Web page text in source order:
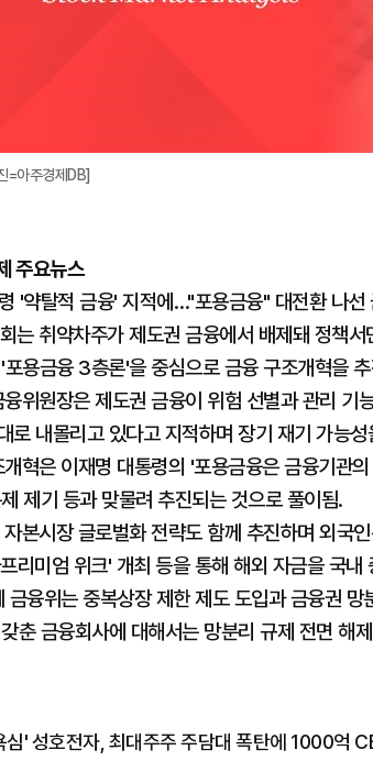
=아주경제DB]
주요뉴스
'약탈적 금융' 지적에…"포용금융" 대전환 나선
는 취약차주가 제도권 금융에서 배제돼 정책
용금융 3층론'을 중심으로 금융 구조개혁을
위원장은 제도권 금융이 위험 선별과 관리 기
로 내몰리고 있다고 지적하며 장기 재기 가능
혁은 이재명 대통령의 '포용금융은 금융기관
제기 등과 맞물려 추진되는 것으로 풀이됨.
본시장 글로벌화 전략도 함께 추진하며 외국
리미엄 위크' 개최 등을 통해 해외 자금을 국
금융위는 중복상장 제한 제도 도입과 금융권
춘 금융회사에 대해서는 망분리 규제 전면 해
' 성호전자, 최대주주 주담대 폭탄에 1000억